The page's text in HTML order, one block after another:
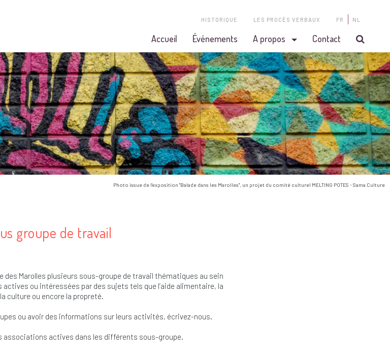
HISTORIQUE LES PROCÈS VERBAUX FR NL
Accueil Événements A propos Contact
Photo issue de l'exposition "Balade dans les Marolles", un projet du comité culturel MELTING POTES - Sama Culture
groupe de travail
des Marolles plusieurs sous-groupe de travail thématiques au sein
ou intéressées par des sujets tels que l’aide alimentaire, la
culture ou encore la propreté.
ou avoir des informations sur leurs activités, écrivez-nous.
associations actives dans les différents sous-groupe.